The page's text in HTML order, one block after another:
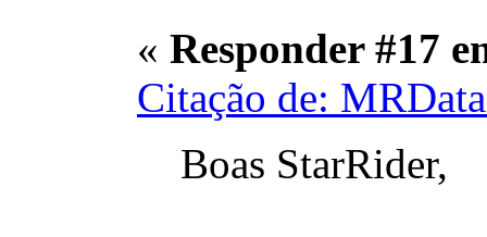
« Responder #17
Citação de:
Boas StarRider,